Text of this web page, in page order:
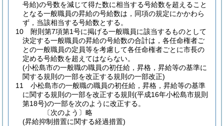
号給)の号数を減じて得た数に相当する号給数を超えること
となる一般職員の昇給の号給数は，同項の規定にかかわら
ず，当該相当する号給数とする。
10
附則第7項第1号に掲げる一般職員に該当するものとして
決定する一般職員の昇給の号給数の合計は，各任命権者ご
との一般職員の定員等を考慮して各任命権者ごとに市長の
定める号給数を超えてはならない。
(小松島市の一般職の職員の初任給，昇格，昇給等の基準に
関する規則の一部を改正する規則の一部改正)
11
小松島市の一般職の職員の初任給，昇格，昇給等の基準
に関する規則の一部を改正する規則 (平成16年小松島市規則
第18号)の一部を次のように改正する。
〔次のよう〕略
(昇給抑制措置に関する経過措置)